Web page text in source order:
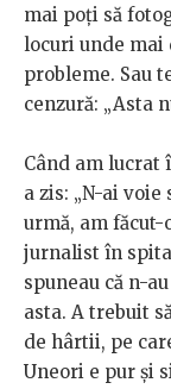
mai poți să
locuri unde mai
probleme. Sau
cenzură: „Asta
Când am lucrat
a zis: „N-ai
urmă, am
jurnalist în
spuneau că n-
asta. A trebuit
de hârtii, pe
Uneori e pur și